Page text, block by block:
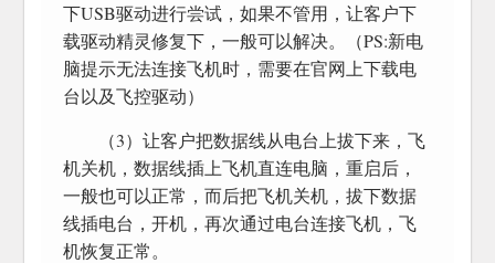
下USB驱动进行尝试，如果不管用，让客户下
载驱动精灵修复下，一般可以解决。（PS:新电
脑提示无法连接飞机时，需要在官网上下载电
台以及飞控驱动）
（3）让客户把数据线从电台上拔下来，飞
机关机，数据线插上飞机直连电脑，重启后，
一般也可以正常，而后把飞机关机，拔下数据
线插电台，开机，再次通过电台连接飞机，飞
机恢复正常。